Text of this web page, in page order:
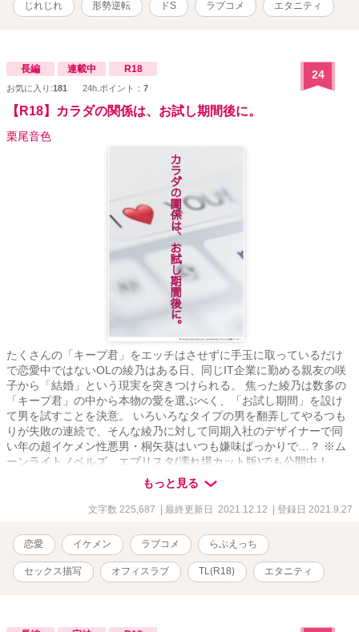
じれじれ 形勢逆転 ドS ラブコメ エタニティ
長編 連載中 R18
お気に入り:181 24h.ポイント： 7
24
【R18】カラダの関係は、お試し期間後に。
栗尾音色
たくさんの「キープ君」をエッチはさせずに手玉に取っているだけ
で恋愛中ではないOLの綾乃はある日、同じIT企業に勤める親友の咲
子から「結婚」という現実を突きつけられる。 焦った綾乃は数多の
「キープ君」の中から本物の愛を選ぶべく、「お試し期間」を設け
て男を試すことを決意。 いろいろなタイプの男を翻弄してやるつも
りが失敗の連続で、そんな綾乃に対して同期入社のデザイナーで同
い年の超イケメン性悪男・桐矢葵はいつも嫌味ばっかりで…？ ※ム
ーンライトノベルズ、エブリスタ(濡れ場カット版)でも公開中！
※R-18指定 性描写が含まれる話数には、「※♡」をつけています。
主人公の恋人は、誰もが目を奪われるようなイケメン。 意地悪だが
口がうまく、主人公以外の女性に対してはまったく嫌味のない爽や
すが、たまに攻められると受けに徹して喘ぎます。…が、最終的に
はやはり倍返しという展開がオチ。 テクニシャンで言葉責めを多用
して女を翻弄するタイプ。 苦痛系や、暴力的な描写は一切ありませ
ん。 あくまで『甘い攻め』だと思って、暖かい目で見てもらえると
ニシーン多めですので、お好きな方はご自由にご堪能ください。
もっと見る
文字数 225,687 | 最終更新日 2021.12.12 | 登録日 2021.9.27
恋愛 イケメン ラブコメ らぶえっち
セックス描写 オフィスラブ TL(R18) エタニティ